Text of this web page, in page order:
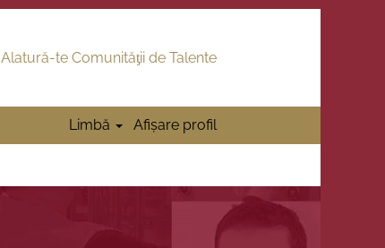
Alatură-te Comunităƫii de Talente
Limbă Afișare profil